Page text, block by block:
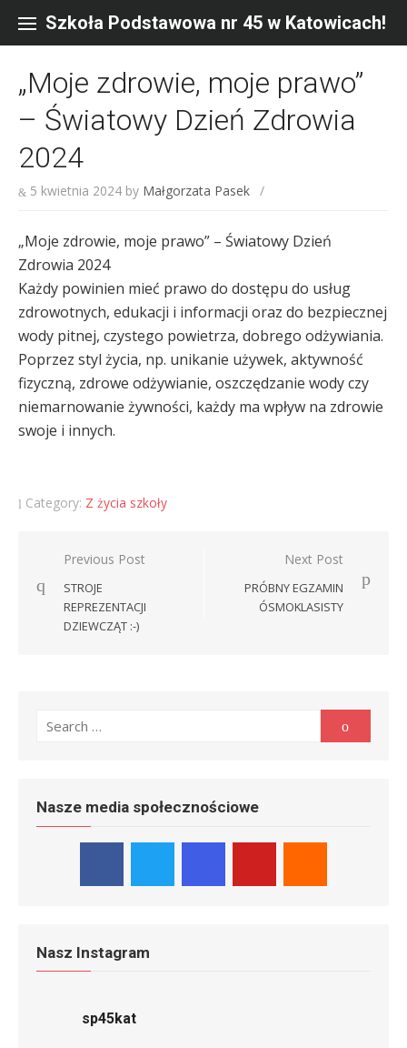
content
Szkoła Podstawowa nr 45 w Katowicach!
„Moje zdrowie, moje prawo”
– Światowy Dzień Zdrowia
2024
5 kwietnia 2024 by Małgorzata Pasek /
„Moje zdrowie, moje prawo” – Światowy Dzień
Zdrowia 2024
Każdy powinien mieć prawo do dostępu do usług
zdrowotnych, edukacji i informacji oraz do bezpiecznej
wody pitnej, czystego powietrza, dobrego odżywiania.
Poprzez styl życia, np. unikanie używek, aktywność
fizyczną, zdrowe odżywianie, oszczędzanie wody czy
niemarnowanie żywności, każdy ma wpływ na zdrowie
swoje i innych.
Category: Z życia szkoły
Nawigacja
wpisu
Previous Post
STROJE
REPREZENTACJI
DZIEWCZĄT :-)
Next Post
PRÓBNY EGZAMIN
ÓSMOKLASISTY
for:
Nasze media społecznościowe
Nasz Instagram
sp45kat